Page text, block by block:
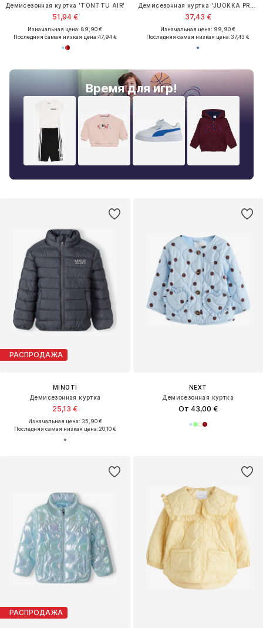
Демисезонная куртка 'TONTTU AIR'
51,94 €
Изначальная цена: 89,90 €
Последняя самая низкая цена:47,94 €
Время для игр!
37,43 €
Изначальная цена: 99,90 €
Последняя самая низкая цена:37,43 €
РАСПРОДАЖА
MINOTI
Демисезонная куртка
25,13 €
Изначальная цена: 35,90 €
Последняя самая низкая цена:20,10 €
NEXT
Демисезонная куртка
От 43,00 €
РАСПРОДАЖА